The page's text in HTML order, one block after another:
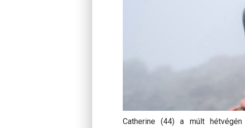
Catherine (44) a múlt